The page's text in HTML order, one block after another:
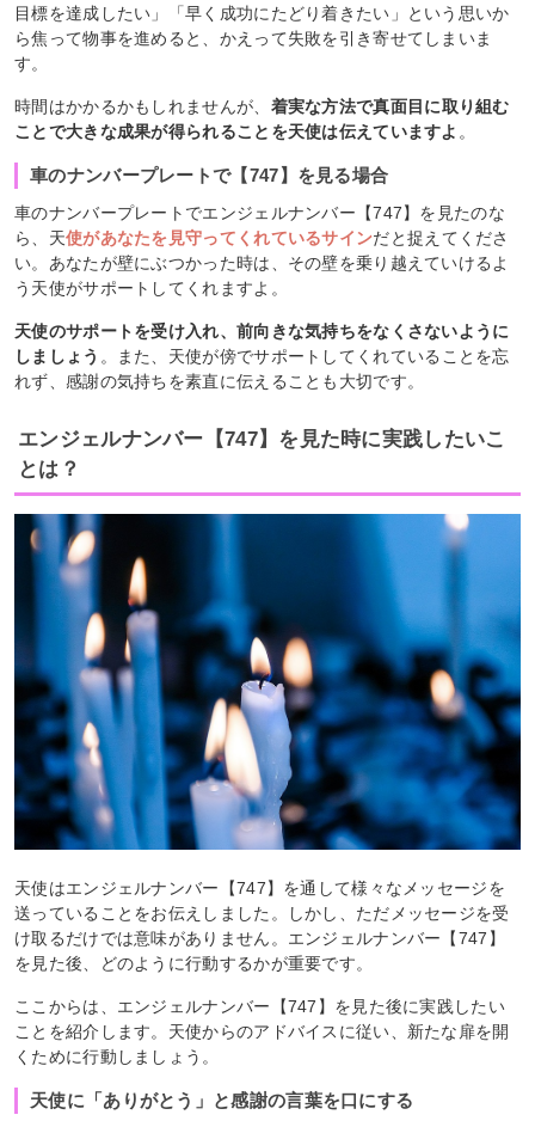
目標を達成したい」「早く成功にたどり着きたい」という思いか
ら焦って物事を進めると、かえって失敗を引き寄せてしまいま
す。
時間はかかるかもしれませんが、 着実な方法で真面目に取り組む
ことで大きな成果が得られることを天使は伝えていますよ 。
車のナンバープレートで【747】を見る場合
車のナンバープレートでエンジェルナンバー【747】を見たのな
ら、天使があなたを見守ってくれているサインだと捉えてくださ
い。あなたが壁にぶつかった時は、その壁を乗り越えていけるよ
う天使がサポートしてくれますよ。
天使のサポートを受け入れ、前向きな気持ちをなくさないように
しましょう 。また、天使が傍でサポートしてくれていることを忘
れず、感謝の気持ちを素直に伝えることも大切です。
エンジェルナンバー【747】を見た時に実践したいこ
とは？
天使はエンジェルナンバー【747】を通して様々なメッセージを
送っていることをお伝えしました。しかし、ただメッセージを受
け取るだけでは意味がありません。エンジェルナンバー【747】
を見た後、どのように行動するかが重要です。
ここからは、エンジェルナンバー【747】を見た後に実践したい
ことを紹介します。天使からのアドバイスに従い、新たな扉を開
くために行動しましょう。
天使に「ありがとう」と感謝の言葉を口にする